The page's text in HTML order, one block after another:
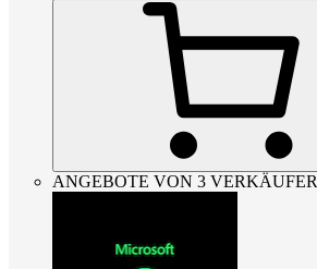
ANGEBOTE VON 3 VERKÄUFER